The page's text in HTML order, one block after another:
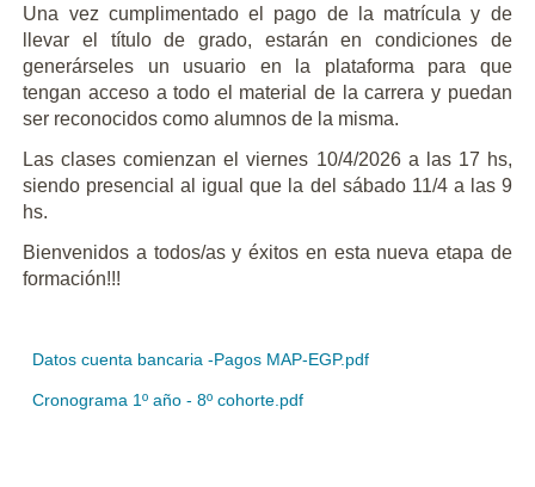
Una vez cumplimentado el pago de la matrícula y de
llevar el título de grado, estarán en condiciones de
generárseles un usuario en la plataforma para que
tengan acceso a todo el material de la carrera y puedan
ser reconocidos como alumnos de la misma.
Las clases comienzan el viernes 10/4/2026 a las 17 hs,
siendo presencial al igual que la del sábado 11/4 a las 9
hs.
Bienvenidos a todos/as y éxitos en esta nueva etapa de
formación!!!
Datos cuenta bancaria -Pagos MAP-EGP.pdf
Cronograma 1º año - 8º cohorte.pdf